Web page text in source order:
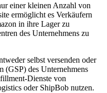
einer kleinen Anzahl von
ermöglicht es Verkäufern
in ihre Lager zu
des Unternehmens zu
selbst versenden oder
(GSP) des Unternehmens
Dienste von
oder ShipBob nutzen.